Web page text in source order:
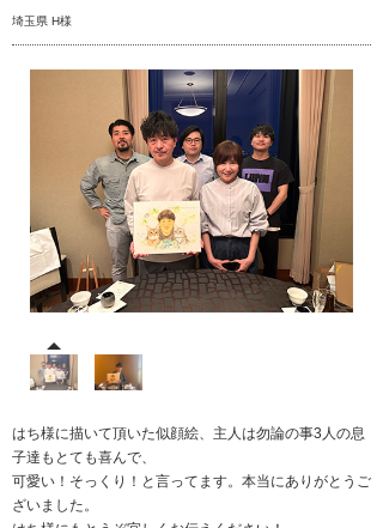
埼玉県 H様
はち様に描いて頂いた似顔絵、主人は勿論の事3人の息
子達もとても喜んで、
可愛い！そっくり！と言ってます。本当にありがとうご
ざいました。